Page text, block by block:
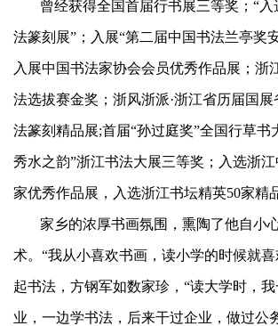
曾经获得全国首届行书展三等奖；“
法篆刻展”；入展“第二届中国书法兰亭奖
入展中国书法家协会会员优秀作品展；浙
法选拔赛金奖；浙风浙派·浙江省历届国
法篆刻精品展;首届“孙过庭奖”全国行草书
秀水之韵”浙江书法大展三等奖；入选浙
家优秀作品展，入选浙江书坛精英50家精
家乡的浓厚书画氛围，熏陶了他自小
术。“我从小喜欢书画，读小学的时候就
起书法，方钢军如数家珍，“读大学时，
业，一边学书法，后来干过企业，做过公